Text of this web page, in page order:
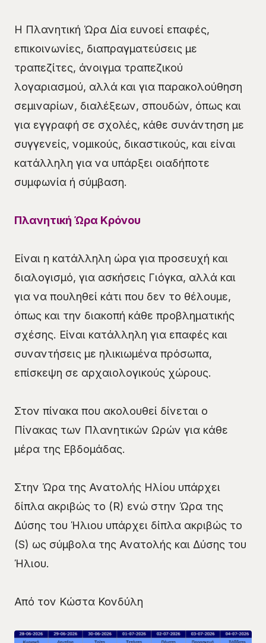
Η Πλανητική Ώρα Δία ευνοεί επαφές,
επικοινωνίες, διαπραγματεύσεις με
τραπεζίτες, άνοιγμα τραπεζικού
λογαριασμού, αλλά και για παρακολούθηση
σεμιναρίων, διαλέξεων, σπουδών, όπως και
για εγγραφή σε σχολές, κάθε συνάντηση με
συγγενείς, νομικούς, δικαστικούς, και είναι
κατάλληλη για να υπάρξει οιαδήποτε
συμφωνία ή σύμβαση.
Πλανητική Ώρα Κρόνου
Είναι η κατάλληλη ώρα για προσευχή και
διαλογισμό, για ασκήσεις Γιόγκα, αλλά και
για να πουληθεί κάτι που δεν το θέλουμε,
όπως και την διακοπή κάθε προβληματικής
σχέσης. Είναι κατάλληλη για επαφές και
συναντήσεις με ηλικιωμένα πρόσωπα,
επίσκεψη σε αρχαιολογικούς χώρους.
Στον πίνακα που ακολουθεί δίνεται ο
Πίνακας των Πλανητικών Ωρών για κάθε
μέρα της Εβδομάδας.
Στην Ώρα της Ανατολής Ηλίου υπάρχει
δίπλα ακριβώς το (R) ενώ στην Ώρα της
Δύσης του Ήλιου υπάρχει δίπλα ακριβώς το
(S) ως σύμβολα της Ανατολής και Δύσης του
Ήλιου.
Από τον Κώστα Κονδύλη